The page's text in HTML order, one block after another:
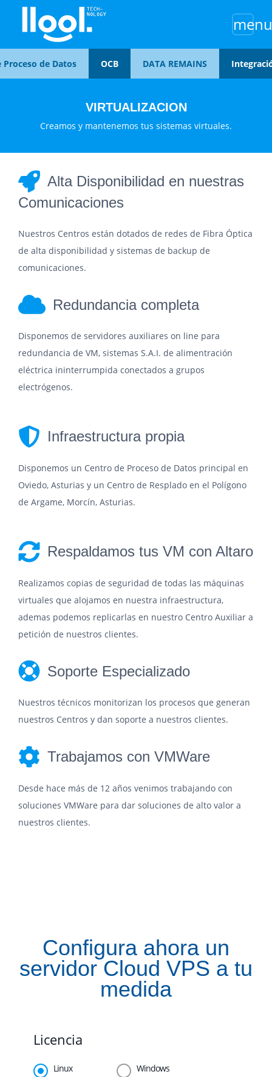
menu
de Datos OCB DATA REMAINS
VIRTUALIZACION
Creamos y mantenemos tus sistemas virtuales.
Alta Disponibilidad en nuestras
Comunicaciones
Nuestros Centros están dotados de redes de Fibra Óptica
de alta disponibilidad y sistemas de backup de
comunicaciones.
Redundancia completa
Disponemos de servidores auxiliares on line para
redundancia de VM, sistemas S.A.I. de alimentración
eléctrica ininterrumpida conectados a grupos
electrógenos.
Infraestructura propia
Disponemos un Centro de Proceso de Datos principal en
Oviedo, Asturias y un Centro de Resplado en el Polígono
de Argame, Morcín, Asturias.
Respaldamos tus VM con Altaro
Realizamos copias de seguridad de todas las máquinas
virtuales que alojamos en nuestra infraestructura,
ademas podemos replicarlas en nuestro Centro Auxiliar a
petición de nuestros clientes.
Soporte Especializado
Nuestros técnicos monitorizan los procesos que generan
nuestros Centros y dan soporte a nuestros clientes.
Trabajamos con VMWare
Desde hace más de 12 años venimos trabajando con
soluciones VMWare para dar soluciones de alto valor a
nuestros clientes.
Configura ahora un
servidor Cloud VPS a tu
medida
Licencia
Linux Windows